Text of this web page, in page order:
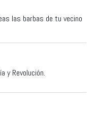
las barbas de tu vecino
y Revolución.